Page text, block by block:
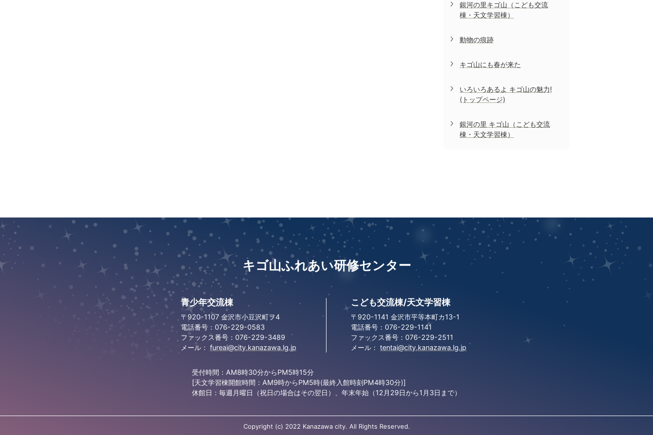
銀河の里キゴ山（こども交流
棟・天文学習棟）
動物の痕跡
キゴ山にも春が来た
いろいろあるよ キゴ山の魅力!
(トップページ)
銀河の里 キゴ山（こども交流
棟・天文学習棟）
キゴ山ふれあい研修センター
青少年交流棟
〒920-1107 金沢市小豆沢町ヲ4
電話番号：076-229-0583
ファックス番号：076-229-3489
メール： fureai@city.kanazawa.lg.jp
こども交流棟/天文学習棟
〒920-1141 金沢市平等本町カ13-1
電話番号：076-229-1141
ファックス番号：076-229-2511
メール：tentai@city.kanazawa.lg.jp
受付時間：AM8時30分からPM5時15分
[天文学習棟開館時間：AM9時からPM5時(最終入館時刻PM4時30分)]
休館日：毎週月曜日（祝日の場合はその翌日）、年末年始（12月29日から1月3日まで）
Copyright (c) 2022 Kanazawa city. All Rights Reserved.